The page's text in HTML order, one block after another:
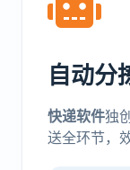
自动分
快递软件独
送全环节，